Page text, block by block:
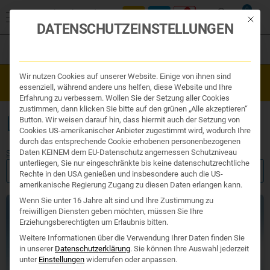
0
Organe & Organ Uhr
Traditionelle Medizin
Nahrungsergänzung
Kosmetik und Hygiene
Ihr Apotheker
Westend Online-Shop: Sicher, schnell und 24/7 für Sie da!
Gratisversand ab €50
LUNGENFUNKTION
Start/ Produkte verschlagwortet mit „Lungenfunktion“
FILTER ANZEIGEN
Mit
DATENSCHUTZEINSTELLUNGEN
Wir nutzen Cookies auf unserer Website. Einige von ihnen sind
essenziell, während andere uns helfen, diese Website und Ihre
Erfahrung zu verbessern. Wollen Sie der Setzung aller Cookies
zustimmen, dann klicken Sie bitte auf den grünen „Alle akzeptieren“
Button. Wir weisen darauf hin, dass hiermit auch der Setzung von
Cookies US-amerikanischer Anbieter zugestimmt wird, wodurch Ihre
durch das entsprechende Cookie erhobenen personenbezogenen
Daten KEINEM dem EU-Datenschutz angemessen Schutzniveau
unterliegen, Sie nur eingeschränkte bis keine datenschutzrechtliche
Rechte in den USA genießen und insbesondere auch die US-
amerikanische Regierung Zugang zu diesen Daten erlangen kann.
Wenn Sie unter 16 Jahre alt sind und Ihre Zustimmung zu
freiwilligen Diensten geben möchten, müssen Sie Ihre
Erziehungsberechtigten um Erlaubnis bitten.
Weitere Informationen über die Verwendung Ihrer Daten finden Sie
in unserer Datenschutzerklärung. Sie können Ihre Auswahl jederzeit
unter Einstellungen widerrufen oder anpassen.